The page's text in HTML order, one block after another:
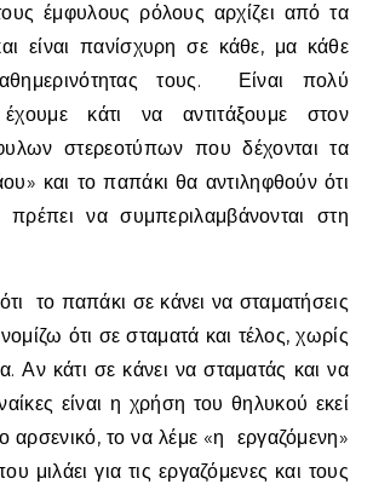
έμφυλους ρόλους αρχίζει από τα
είναι πανίσχυρη σε κάθε, μα κάθε
τους. Είναι πολύ
κάτι να αντιτάξουμε στον
στερεοτύπων που δέχονται τα
και το παπάκι θα αντιληφθούν ότι
πρέπει να συμπεριλαμβάνονται στη
το παπάκι σε κάνει να σταματήσεις
ότι σε σταματά και τέλος, χωρίς
Αν κάτι σε κάνει να σταματάς και να
είναι η χρήση του θηλυκού εκεί
αρσενικό, το να λέμε «η εργαζόμενη»
μιλάει για τις εργαζόμενες και τους